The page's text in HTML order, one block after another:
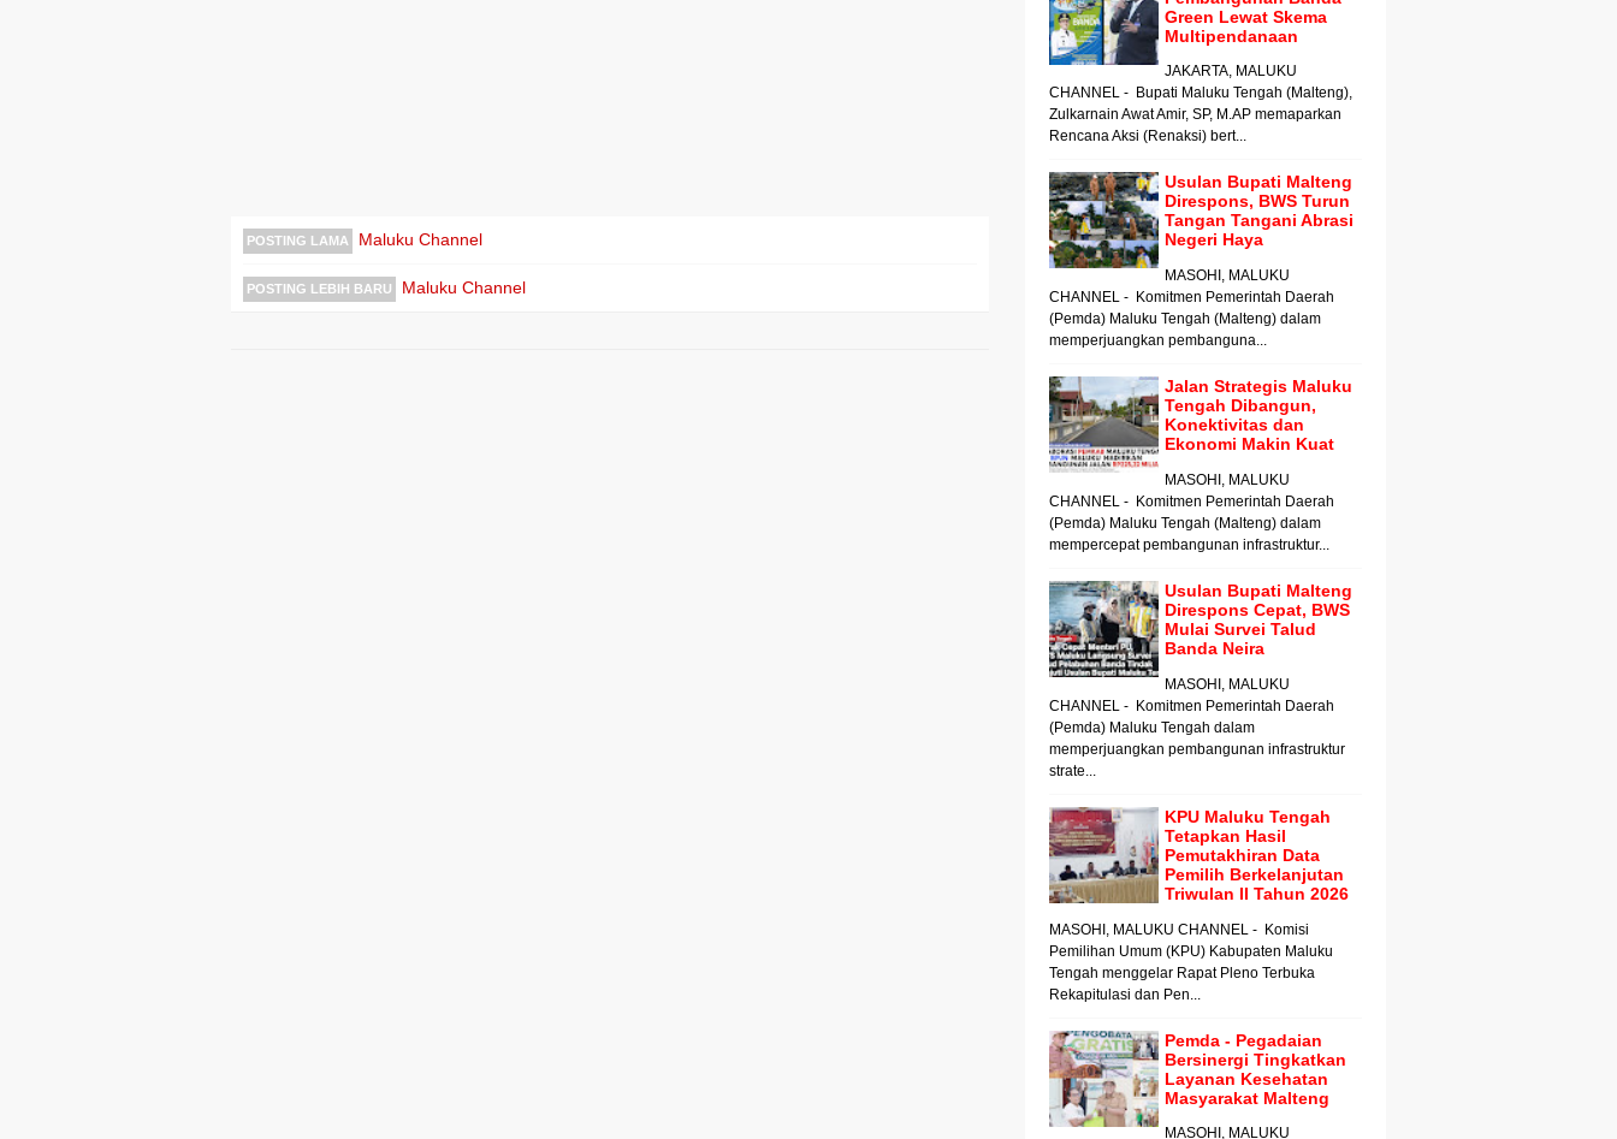
POSTING LAMA Maluku Channel
POSTING LEBIH BARU Maluku Channel
Green Lewat Skema
Multipendanaan
JAKARTA, MALUKU
CHANNEL - Bupati Maluku Tengah (Malteng),
Zulkarnain Awat Amir, SP, M.AP memaparkan
Rencana Aksi (Renaksi) bert...
Usulan Bupati Malteng
Direspons, BWS Turun
Tangan Tangani Abrasi
Negeri Haya
MASOHI, MALUKU
CHANNEL - Komitmen Pemerintah Daerah
(Pemda) Maluku Tengah (Malteng) dalam
memperjuangkan pembanguna...
Jalan Strategis Maluku
Tengah Dibangun,
Konektivitas dan
Ekonomi Makin Kuat
MASOHI, MALUKU
CHANNEL - Komitmen Pemerintah Daerah
(Pemda) Maluku Tengah (Malteng) dalam
mempercepat pembangunan infrastruktur...
Usulan Bupati Malteng
Direspons Cepat, BWS
Mulai Survei Talud
Banda Neira
MASOHI, MALUKU
CHANNEL - Komitmen Pemerintah Daerah
(Pemda) Maluku Tengah dalam
memperjuangkan pembangunan infrastruktur
strate...
KPU Maluku Tengah
Tetapkan Hasil
Pemutakhiran Data
Pemilih Berkelanjutan
Triwulan II Tahun 2026
MASOHI, MALUKU CHANNEL - Komisi
Pemilihan Umum (KPU) Kabupaten Maluku
Tengah menggelar Rapat Pleno Terbuka
Rekapitulasi dan Pen...
Pemda - Pegadaian
Bersinergi Tingkatkan
Layanan Kesehatan
Masyarakat Malteng
MASOHI, MALUKU